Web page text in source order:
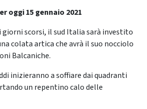
oggi 15 gennaio 2021
giorni scorsi, il sud Italia sarà investito
colata artica che avrà il suo nocciolo
Balcaniche.
inizieranno a soffiare dai quadranti
un repentino calo delle